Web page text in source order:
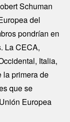
Schuman
del
pondrían en
La CECA,
Italia,
la primera de
que se
Europea